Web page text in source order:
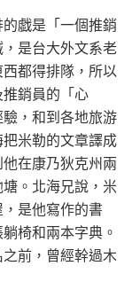
戯是「一個推銷
是台大外文系老
都得排隊，所以
銷員的「心
，和到各地旅游
米勒的文章譯成
在康乃狄克州兩
。北海兄說，米
是他寫作的書
椅和兩本字典。
前，曾經幹過木